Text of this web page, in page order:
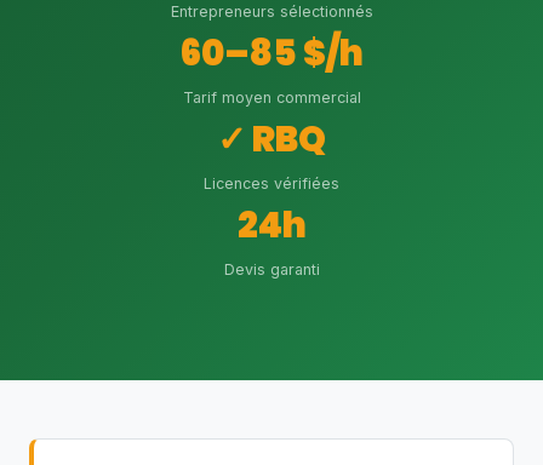
Entrepreneurs sélectionnés
60–85 $/h
Tarif moyen commercial
✓ RBQ
Licences vérifiées
24h
Devis garanti